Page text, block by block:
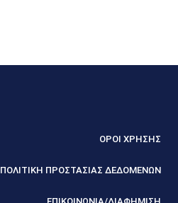
ΟΡΟΙ ΧΡΗΣΗΣ
ΠΟΛΙΤΙΚΗ ΠΡΟΣΤΑΣΙΑΣ ΔΕΔΟΜΕΝΩΝ